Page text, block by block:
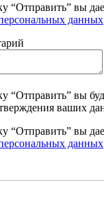
“Отправить” вы
данных
“Отправить” вы
ваших
“Отправить” вы
данных